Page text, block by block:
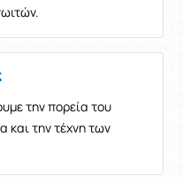
την πορεία του
και την τέχνη των